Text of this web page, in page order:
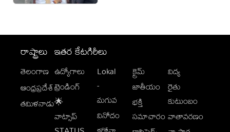
రాష్ట్రాలు
తెలంగాణ
ఆంధ్రప్రదేశ్
తమిళనాడు
ఇతర కేటగిరీలు
ఉద్యోగాలు
ట్రెండింగ్
🌟
వాట్సాప్
Lokal
-
మగువ
వినోదం
క్రైమ్
జాతీయం
భక్తి
సమాచారం
విద్య
రైతు
కుటుంబం
వాతావరణం